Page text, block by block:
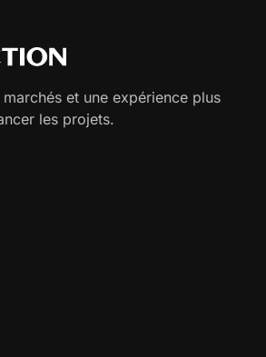
et une expérience plus
les projets.